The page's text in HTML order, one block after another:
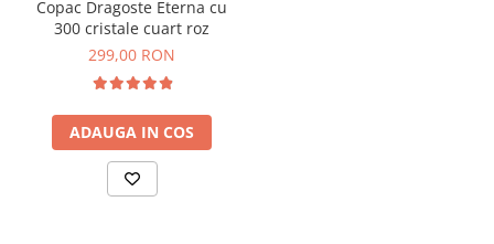
Copac Dragoste Eterna cu
300 cristale cuart roz
299,00 RON
ADAUGA IN COS